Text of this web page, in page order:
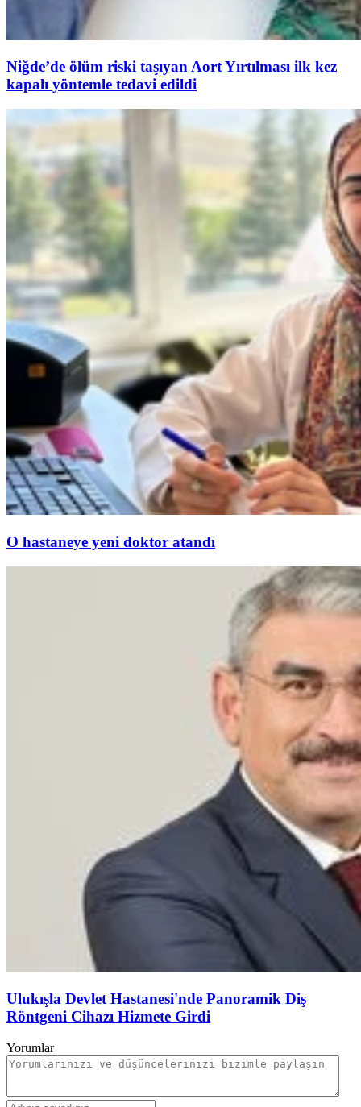
Niğde’de ölüm riski taşıyan Aort Yırtılması ilk kez
kapalı yöntemle tedavi edildi
O hastaneye yeni doktor atandı
Ulukışla Devlet Hastanesi'nde Panoramik Diş
Röntgeni Cihazı Hizmete Girdi
Yorumlar